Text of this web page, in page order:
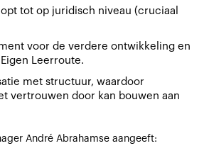
tot op juridisch niveau (cruciaal
voor de verdere ontwikkeling en
Leerroute.
met structuur, waardoor
vertrouwen door kan bouwen aan
André Abrahamse aangeeft: